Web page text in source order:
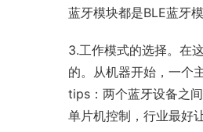
蓝牙模块都是BLE蓝牙
3.工作模式的选择。在
的。从机器开始，一个
tips：两个蓝牙设备之
单片机控制，行业最好